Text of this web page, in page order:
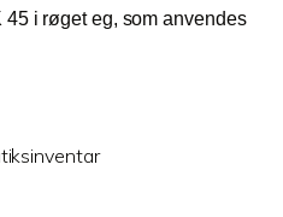
i røget eg, som anvendes